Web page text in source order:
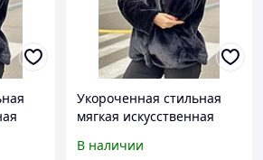
Укороченная стильная
мягкая искусственная
карманами, норма и
В наличии